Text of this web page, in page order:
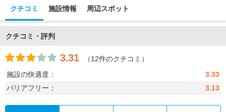
クチコミ 施設情報 周辺スポット
クチコミ・評判
3.31
（12件のクチコミ）
施設の快適度：
3.33
バリアフリー：
3.13